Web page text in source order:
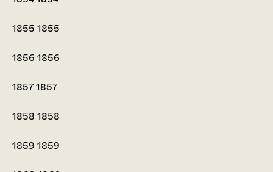
1855 1855
1856 1856
18571857
1858 1858
1859 1859